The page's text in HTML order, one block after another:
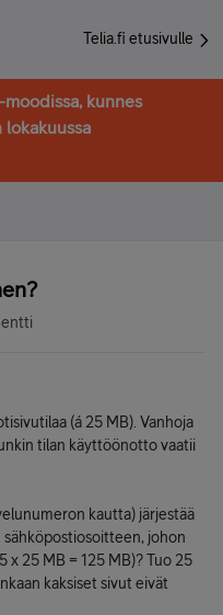
Telia.fi etusivulle
kunnes
lokakuussa
(á 25 MB). Vanhoja
tilan käyttöönotto vaatii
kautta) järjestää
johon
25 MB = 125 MB)? Tuo 25
kaksiset sivut eivät